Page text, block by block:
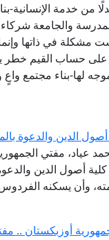
من خدمة الإنسانية-
والجامعة
مشكلة في ذاتها
حساب القيم خطر
لها-بناء مجتمع
الدين والدعوة
عياد، مفتي
أصول الدين
وأن يسكنه
أوزبكستان ..